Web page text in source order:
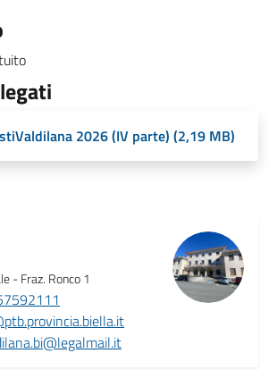
2026 (IV parte) (2,19 MB)
- Fraz. Ronco 1